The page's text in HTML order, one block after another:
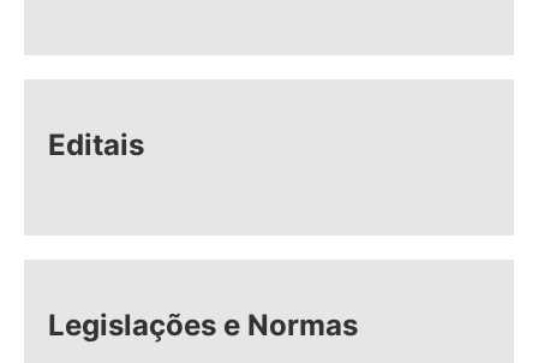
Editais
Legislações e Normas